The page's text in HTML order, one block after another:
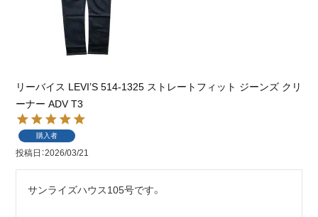
リーバイス LEVI’S 514-1325 ストレートフィット ジーンズ クリ
ーナー ADV T3
購入者
投稿日 2026/03/21
サンライズハウス105号です。